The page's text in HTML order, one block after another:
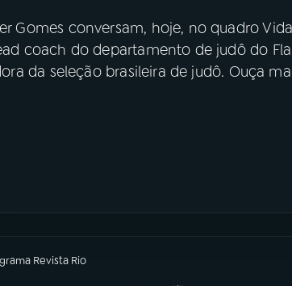
Gomes conversam, hoje, no quadro
coach do departamento de judô do
da seleção brasileira de judô. Ouça
Revista Rio